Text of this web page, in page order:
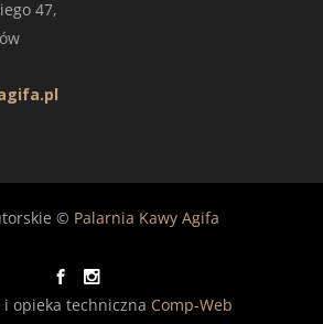
47,
© Palarnia Kawy Agifa
i opieka techniczna Comp-Web